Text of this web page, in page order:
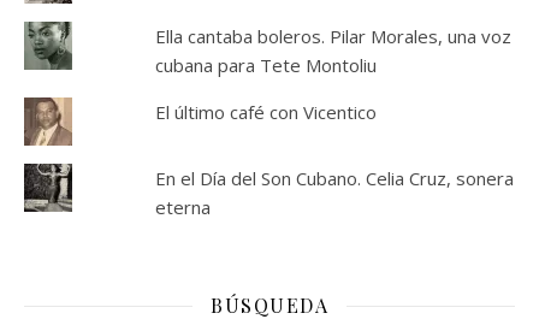
Ella cantaba boleros. Pilar Morales, una voz
cubana para Tete Montoliu
El último café con Vicentico
En el Día del Son Cubano. Celia Cruz, sonera
eterna
BÚSQUEDA